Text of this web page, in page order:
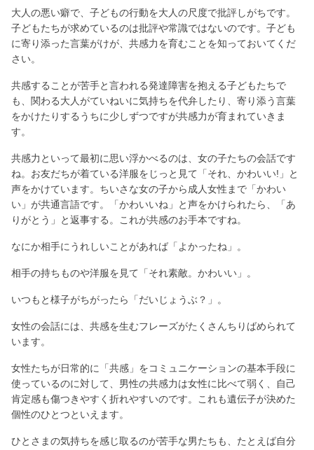
大人の悪い癖で、子どもの行動を大人の尺度で批評しがちです。
子どもたちが求めているのは批評や常識ではないのです。子ども
に寄り添った言葉がけが、共感力を育むことを知っておいてくだ
さい。
共感することが苦手と言われる発達障害を抱える子どもたちで
も、関わる大人がていねいに気持ちを代弁したり、寄り添う言葉
をかけたりするうちに少しずつですが共感力が育まれていきま
す。
共感力といって最初に思い浮かべるのは、女の子たちの会話です
ね。お友だちが着ている洋服をじっと見て「それ、かわいい!」と
声をかけています。ちいさな女の子から成人女性まで「かわい
い」が共通言語です。「かわいいね」と声をかけられたら、「あ
りがとう」と返事する。これが共感のお手本ですね。
なにか相手にうれしいことがあれば「よかったね」。
相手の持ちものや洋服を見て「それ素敵。かわいい」。
いつもと様子がちがったら「だいじょうぶ？」。
女性の会話には、共感を生むフレーズがたくさんちりばめられて
います。
女性たちが日常的に「共感」をコミュニケーションの基本手段に
使っているのに対して、男性の共感力は女性に比べて弱く、自己
肯定感も傷つきやすく折れやすいのです。これも遺伝子が決めた
個性のひとつといえます。
ひとさまの気持ちを感じ取るのが苦手な男たちも、たとえば自分